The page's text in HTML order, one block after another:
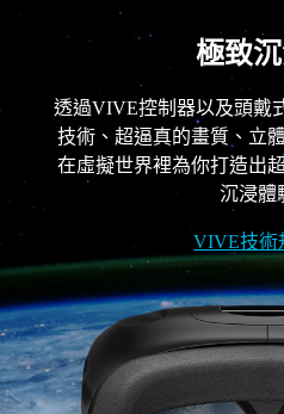
極致
透過VIVE控制器以及頭戴
技術、超逼真的畫質、立
在虛擬世界裡為你打造出
沉浸體
VIVE技術